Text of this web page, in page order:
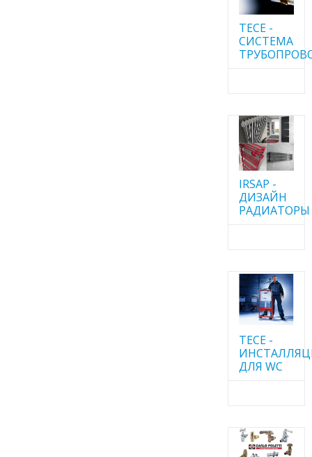
TECE -
CИСТЕМА
IRSAP -
ДИЗАЙН
РАДИАТОРЫ
TECE -
ДЛЯ WC